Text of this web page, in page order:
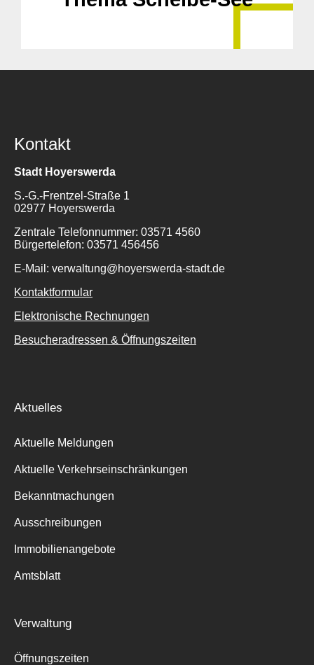
Kontakt
Stadt Hoyerswerda
S.-G.-Frentzel-Straße 1
02977 Hoyerswerda
Zentrale Telefonnummer: 03571 4560
Bürgertelefon: 03571 456456
E-Mail: verwaltung@hoyerswerda-stadt.de
Kontaktformular
Elektronische Rechnungen
Besucheradressen & Öffnungszeiten
Aktuelles
Aktuelle Meldungen
Aktuelle Verkehrseinschränkungen
Bekanntmachungen
Ausschreibungen
Immobilienangebote
Amtsblatt
Verwaltung
Öffnungszeiten